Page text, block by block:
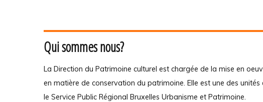
Qui sommes nous?
La Direction du Patrimoine culturel est chargée de la mise en
en matière de conservation du patrimoine. Elle est une des
le Service Public Régional Bruxelles Urbanisme et Patrimoine.